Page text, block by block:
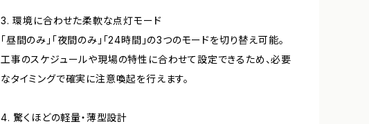
3. 環境に合わせた柔軟な点灯モード
「昼間のみ」「夜間のみ」「24時間」の3つのモードを切り替え可能。
工事のスケジュールや現場の特性に合わせて設定できるため、必要
なタイミングで確実に注意喚起を行えます。
4. 驚くほどの軽量・薄型設計